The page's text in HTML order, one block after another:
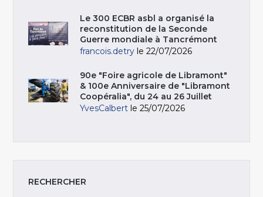
Le 300 ECBR asbl a organisé la
reconstitution de la Seconde
Guerre mondiale à Tancrémont
francois.detry le 22/07/2026
90e "Foire agricole de Libramont"
& 100e Anniversaire de "Libramont
Coopéralia", du 24 au 26 Juillet
YvesCalbert le 25/07/2026
RECHERCHER